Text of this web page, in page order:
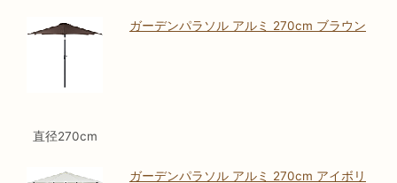
直径270cm
ガーデンパラソル アルミ 270cm ブラウン
ガーデンパラソル アルミ 270cm アイボリ